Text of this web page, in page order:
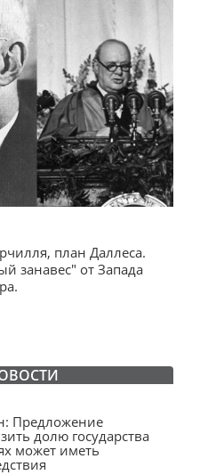
план Даллеса.
занавес" от Запада
Предложение
долю государства
может иметь